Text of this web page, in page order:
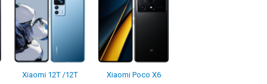
Xiaomi 12T /12T
Xiaomi Poco X6